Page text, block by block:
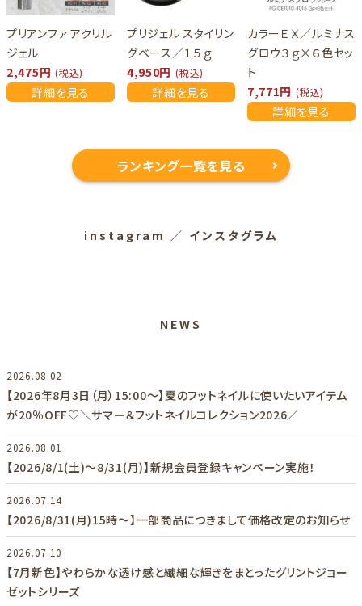
プリアンファ アクリル
ジェル
2,475円 (税込)
詳細を見る
プリジェル スタイリン
グベース／１５ｇ
4,950円 (税込)
詳細を見る
カラーＥＸ／ルミナス
グロウ３ｇ×６色セッ
ト
7,771円 (税込)
詳細を見る
ランキング一覧を見る
instagram ／ インスタグラム
NEWS
2026.08.02
【2026年8月3日（月）15:00～】夏のフットネイルに使いたいアイテム
が20％OFF♡＼サマー＆フットネイルコレクション2026／
2026.08.01
【2026/8/1(土)～8/31(月)】新規会員登録キャンペーン実施！
2026.07.14
【2026/8/31(月)15時～】一部商品につきまして価格改定のお知らせ
2026.07.10
【7月新色】やわらかな透け感と繊細な輝きをまとったグリントジョー
ゼットシリーズ